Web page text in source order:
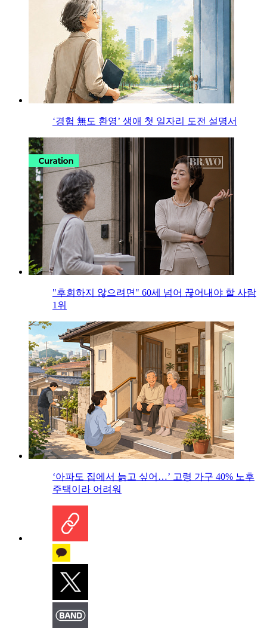
‘경험 無도 환영’ 생애 첫 일자리 도전 설명서
"후회하지 않으려면" 60세 넘어 끊어내야 할 사람
1위
‘아파도 집에서 늙고 싶어…’ 고령 가구 40% 노후
주택이라 어려워